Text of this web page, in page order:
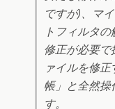
ですが)、マ
トフィルタ
修正が必要
ァイルを修
帳」と全然
す。